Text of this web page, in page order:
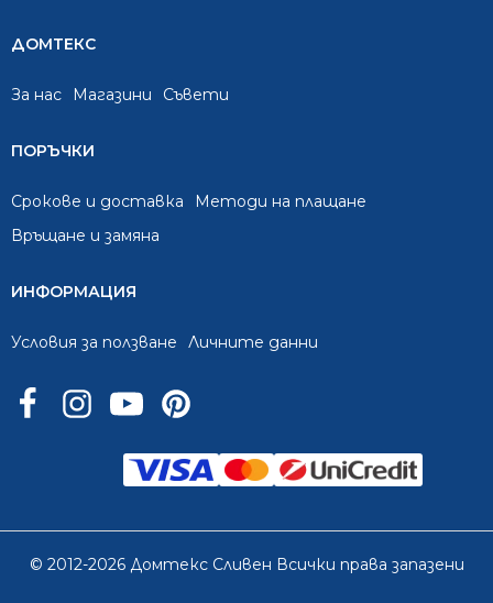
ДОМТЕКС
За нас Mагазини Съвети
ПОРЪЧКИ
Срокове и доставка
Методи на плащане
Връщане и замяна
ИНФОРМАЦИЯ
Условия за ползване Личните данни
© 2012-2026 Домтекс Сливен Всички права запазени